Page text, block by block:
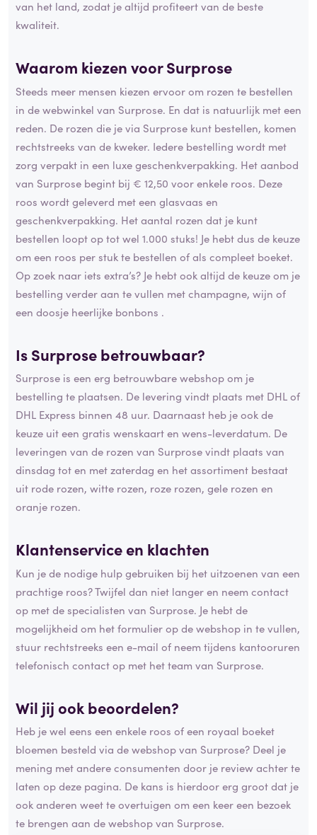
van het land, zodat je altijd profiteert van de beste
kwaliteit.
Waarom kiezen voor Surprose
Steeds meer mensen kiezen ervoor om rozen te bestellen
in de webwinkel van Surprose. En dat is natuurlijk met een
reden. De rozen die je via Surprose kunt bestellen, komen
rechtstreeks van de kweker. Iedere bestelling wordt met
zorg verpakt in een luxe geschenkverpakking. Het aanbod
van Surprose begint bij € 12,50 voor enkele roos. Deze
roos wordt geleverd met een glasvaas en
geschenkverpakking. Het aantal rozen dat je kunt
bestellen loopt op tot wel 1.000 stuks! Je hebt dus de keuze
om een roos per stuk te bestellen of als compleet boeket.
Op zoek naar iets extra’s? Je hebt ook altijd de keuze om je
bestelling verder aan te vullen met champagne, wijn of
een doosje heerlijke bonbons .
Is Surprosebetrouwbaar?
Surprose is een erg betrouwbare webshop om je
bestelling te plaatsen. De levering vindt plaats met DHL of
DHL Express binnen 48 uur. Daarnaast heb je ook de
keuze uit een gratis wenskaart en wens-leverdatum. De
leveringen van de rozen van Surprose vindt plaats van
dinsdag tot en met zaterdag en het assortiment bestaat
uit rode rozen, witte rozen, roze rozen, gele rozen en
oranje rozen.
Klantenservice en klachten
Kun je de nodige hulp gebruiken bij het uitzoenen van een
prachtige roos? Twijfel dan niet langer en neem contact
op met de specialisten van Surprose. Je hebt de
mogelijkheid om het formulier op de webshop in te vullen,
stuur rechtstreeks een e-mail of neem tijdens kantooruren
telefonisch contact op met het team van Surprose.
Wil jij ook beoordelen?
Heb je wel eens een enkele roos of een royaal boeket
bloemen besteld via de webshop van Surprose? Deel je
mening met andere consumenten door je review achter te
laten op deze pagina. De kans is hierdoor erg groot dat je
ook anderen weet te overtuigen om een keer een bezoek
te brengen aan de webshop van Surprose.